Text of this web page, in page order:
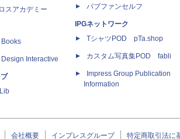
スアカデミー
Books
Design Interactive
パブファンセルフ
IPGネットワーク
TシャツPOD pTa.shop
カスタム写真集POD fabli
Impress Group Publication
Information
会社概要 インプレスグループ 特定商取引法に